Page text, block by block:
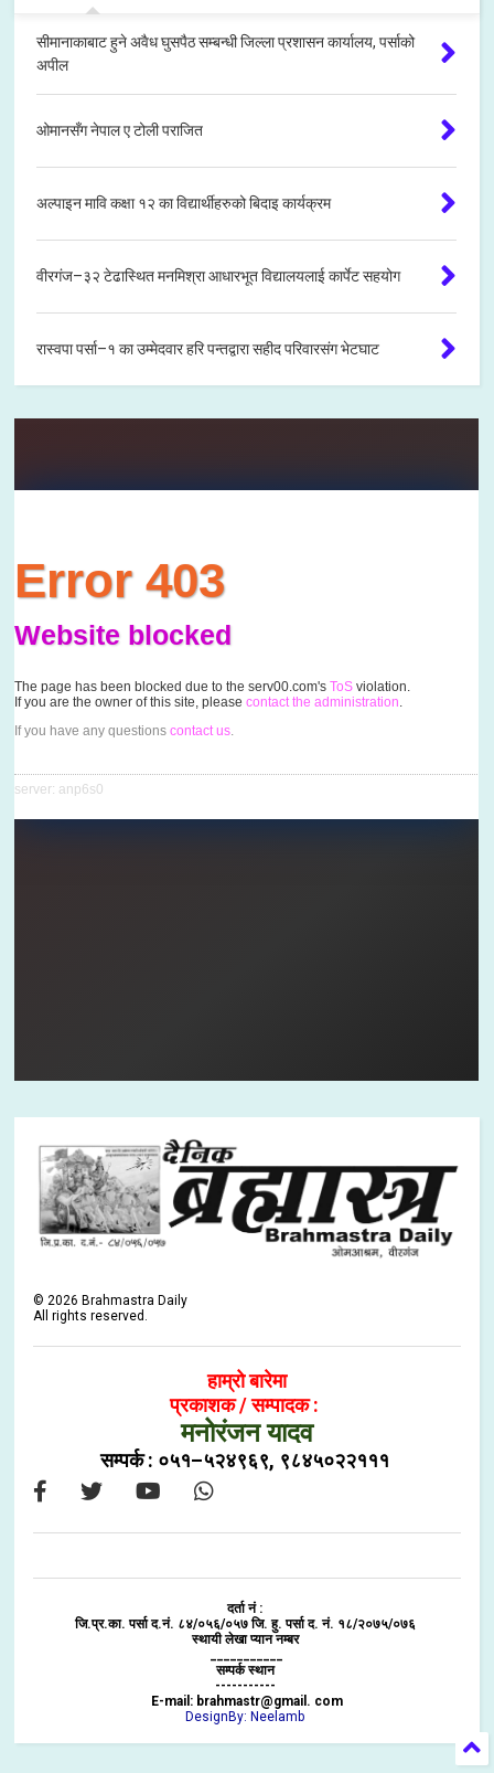
सीमानाकाबाट हुने अवैध घुसपैठ सम्बन्धी जिल्ला प्रशासन कार्यालय, पर्साको
अपील
ओमानसँग नेपाल ए टोली पराजित
अल्पाइन मावि कक्षा १२ का विद्यार्थीहरुको बिदाइ कार्यक्रम
वीरगंज–३२ टेढास्थित मनमिश्रा आधारभूत विद्यालयलाई कार्पेट सहयोग
रास्वपा पर्सा–१ का उम्मेदवार हरि पन्तद्वारा सहीद परिवारसंग भेटघाट
©2026 Brahmastra Daily
All rights reserved.
हाम्रो बारेमा
प्रकाशक / सम्पादक :
मनोरंजन यादव
सम्पर्क : ०५१–५२४९६९, ९८४५०२२१११
दर्ता नं :
जि.प्र.का. पर्सा द.नं. ८४/०५६/०५७ जि. हु. पर्सा द. नं. १८/२०७५/०७६
स्थायी लेखा प्यान नम्बर
___________
सम्पर्क स्थान
-----------
E-mail: brahmastr@gmail. com
DesignBy: Neelamb